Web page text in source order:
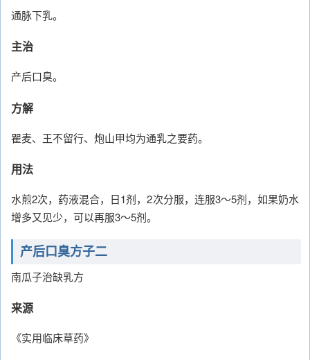
通脉下乳。
主治
产后口臭。
方解
瞿麦、王不留行、炮山甲均为通乳之要药。
用法
水煎2次，药液混合，日1剂，2次分服，连服3～5剂，如果奶水
增多又见少，可以再服3～5剂。
产后口臭方子二
南瓜子治缺乳方
来源
《实用临床草药》